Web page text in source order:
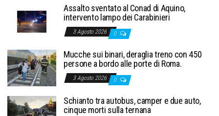
Assalto sventato al Conad di Aquino,
intervento lampo dei Carabinieri
3 Agosto 2026 0
Mucche sui binari, deraglia treno con 450
persone a bordo alle porte di Roma.
3 Agosto 2026 0
Schianto tra autobus, camper e due auto,
cinque morti sulla ternana